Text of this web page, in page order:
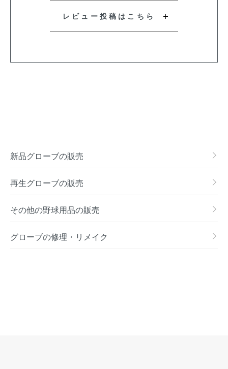
レビュー投稿はこちら
新品グローブの販売
再生グローブの販売
その他の野球用品の販売
グローブの修理・リメイク